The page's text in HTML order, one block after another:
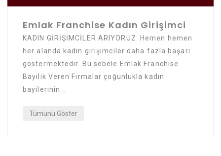
Emlak Franchise Kadın Girişimci
KADIN GİRİŞİMCİLER ARIYORUZ: Hemen hemen
her alanda kadın girişimciler daha fazla başarı
göstermektedir. Bu sebele Emlak Franchise
Bayilik Veren Firmalar çoğunlukla kadın
bayilerinin ..
Tümünü Göster